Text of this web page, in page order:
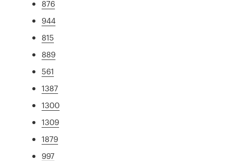
876
944
815
889
561
1387
1300
1309
1879
997